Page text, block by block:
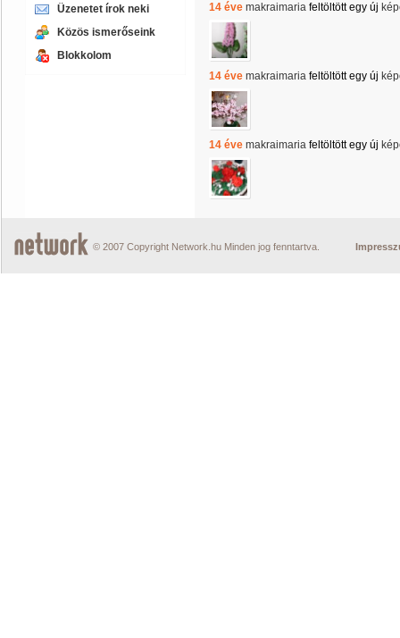
Üzenetet írok neki
Közös ismerőseink
Blokkolom
14 éve makraimaria feltöltött egy új
14 éve makraimaria feltöltött egy új
14 éve makraimaria feltöltött egy új
© 2007 Copyright Network.hu Minden jog fenntartva.